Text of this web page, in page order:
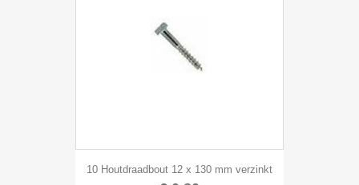
10 Houtdraadbout 12 x 130 mm verzinkt